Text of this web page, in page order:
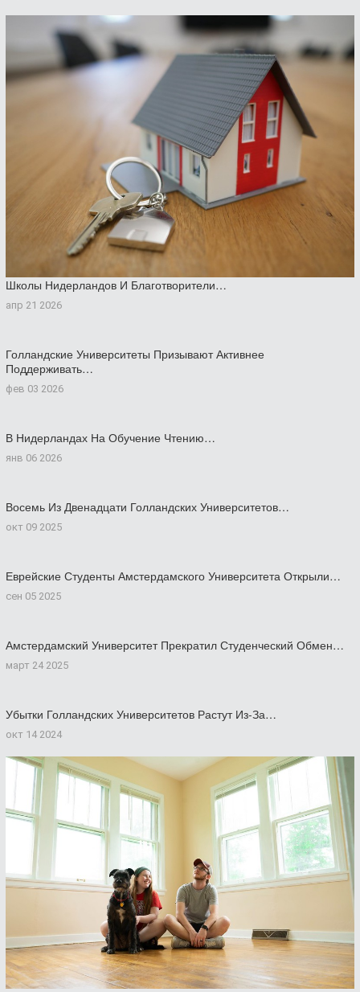
Школы Нидерландов И Благотворители…
апр 21 2026
Голландские Университеты Призывают Активнее
Поддерживать…
фев 03 2026
В Нидерландах На Обучение Чтению…
янв 06 2026
Восемь Из Двенадцати Голландских Университетов…
окт 09 2025
Еврейские Студенты Амстердамского Университета Открыли…
сен 05 2025
Амстердамский Университет Прекратил Студенческий Обмен…
март 24 2025
Убытки Голландских Университетов Растут Из-За…
окт 14 2024